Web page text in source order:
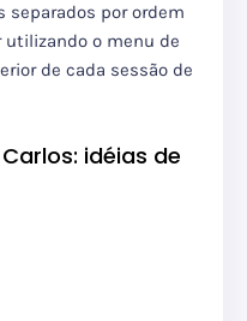
separados por ordem
utilizando o menu de
de cada sessão de
idéias de